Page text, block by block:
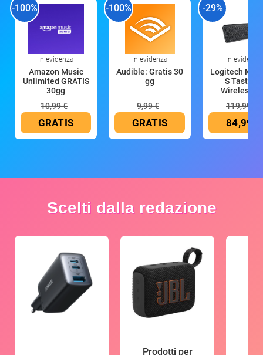
-100%
In evidenza
Amazon Music
Unlimited GRATIS
30gg
10,99 €
GRATIS
-100%
In evidenza
Audible: Gratis 30
gg
9,99 €
GRATIS
-29%
In evidenza
Logitech MX
S Tastiera
Wireless
119,99 €
84,99 €
Scelti dalla redazione
Prodotti per